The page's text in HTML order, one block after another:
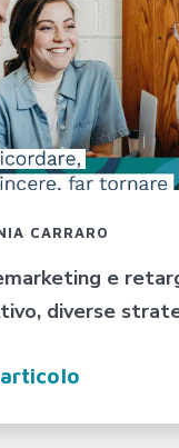
CARRARO
e
diverse